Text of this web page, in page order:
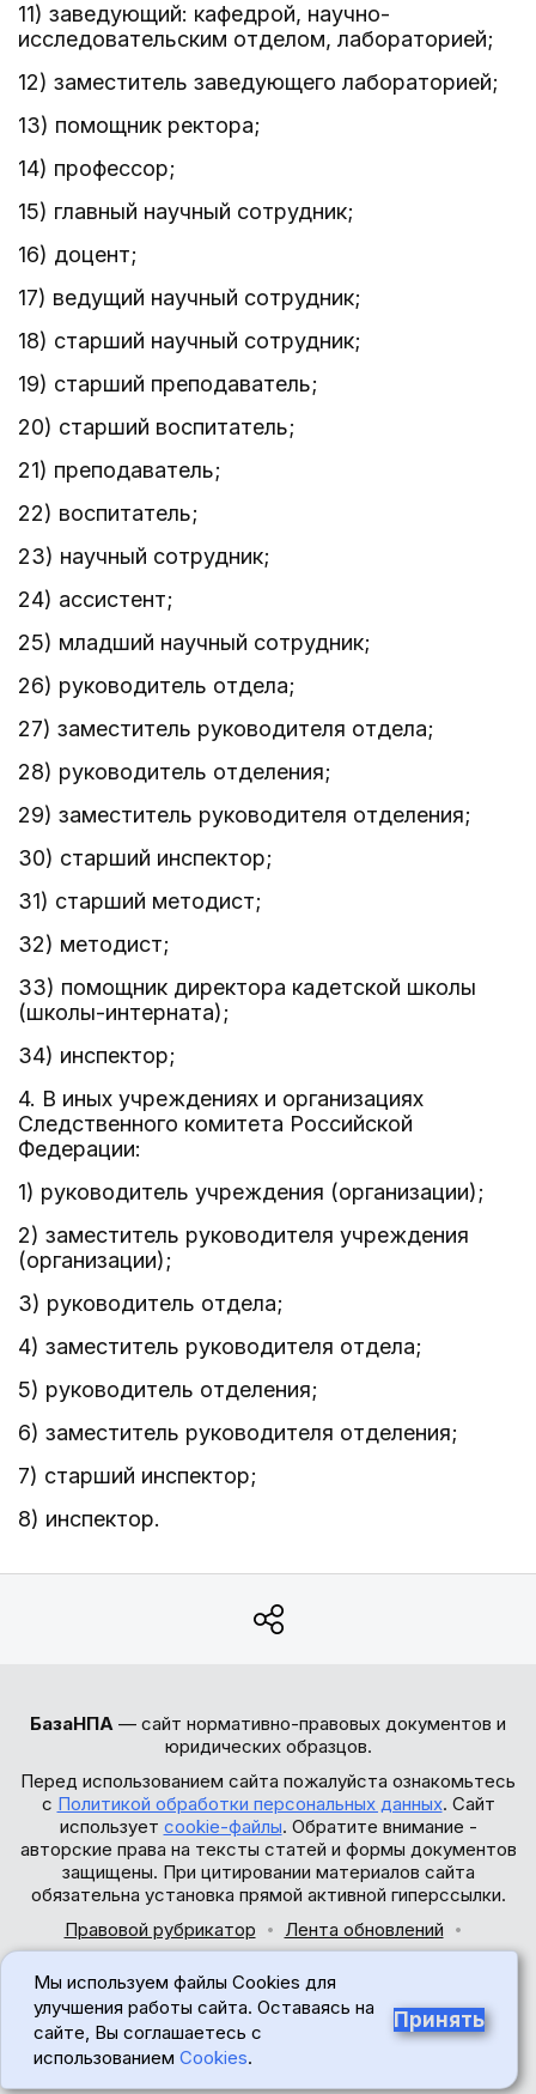
11) заведующий: кафедрой, научно-
исследовательским отделом, лабораторией;
12) заместитель заведующего лабораторией;
13) помощник ректора;
14) профессор;
15) главный научный сотрудник;
16) доцент;
17) ведущий научный сотрудник;
18) старший научный сотрудник;
19) старший преподаватель;
20) старший воспитатель;
21) преподаватель;
22) воспитатель;
23) научный сотрудник;
24) ассистент;
25) младший научный сотрудник;
26) руководитель отдела;
27) заместитель руководителя отдела;
28) руководитель отделения;
29) заместитель руководителя отделения;
30) старший инспектор;
31) старший методист;
32) методист;
33) помощник директора кадетской школы
(школы-интерната);
34) инспектор;
4. В иных учреждениях и организациях
Следственного комитета Российской
Федерации:
1) руководитель учреждения (организации);
2) заместитель руководителя учреждения
(организации);
3) руководитель отдела;
4) заместитель руководителя отдела;
5) руководитель отделения;
6) заместитель руководителя отделения;
7) старший инспектор;
8) инспектор.
БазаНПА — сайт нормативно-правовых документов и
юридических образцов.
Перед использованием сайта пожалуйста ознакомьтесь
с Политикой обработки персональных данных. Сайт
использует cookie-файлы. Обратите внимание -
авторские права на тексты статей и формы документов
защищены. При цитировании материалов сайта
обязательна установка прямой активной гиперссылки.
Правовой рубрикатор
Лента обновлений
© 2017-2026
18+
Мы используем файлы Cookies для
улучшения работы сайта. Оставаясь на
сайте, Вы соглашаетесь с
использованием Cookies.
Принять